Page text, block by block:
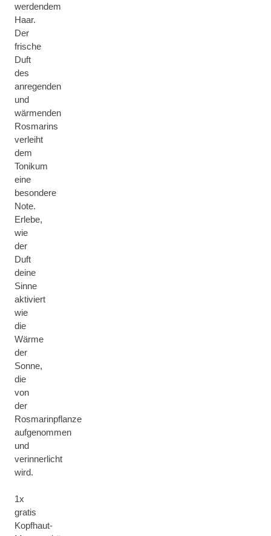
werdendem
Haar.
Der
frische
Duft
des
anregenden
und
wärmenden
Rosmarins
verleiht
dem
Tonikum
eine
besondere
Note.
Erlebe,
wie
der
Duft
deine
Sinne
aktiviert
wie
die
Wärme
der
Sonne,
die
von
der
Rosmarinpflanze
aufgenommen
und
verinnerlicht
wird.
1x
gratis
Kopfhaut-